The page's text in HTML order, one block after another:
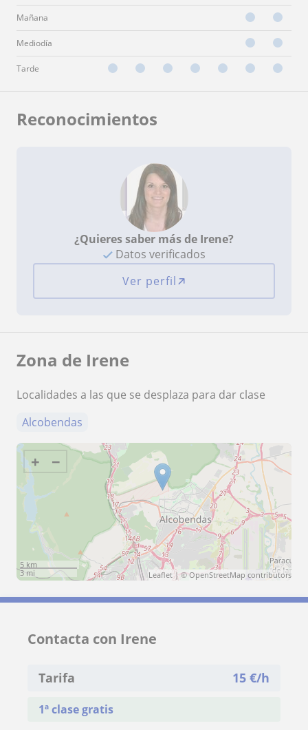
Mañana
Mediodía
Tarde
Reconocimientos
¿Quieres saber más de Irene?
Datos verificados
Ver perfil
Zona de Irene
Localidades a las que se desplaza para dar clase
Alcobendas
+ −
5 km
3 mi
Leaflet| © OpenStreetMap contributors
Contacta con Irene
Tarifa 15 €/h
1ª clase gratis